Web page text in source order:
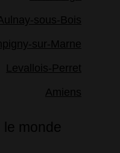
sous-Bois
sur-Marne
Levallois-Perret
Amiens
le monde